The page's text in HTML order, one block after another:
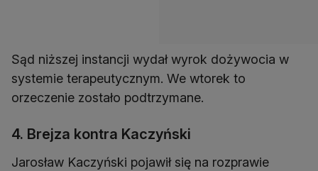
Sąd niższej instancji wydał wyrok dożywocia w
systemie terapeutycznym. We wtorek to
orzeczenie zostało podtrzymane.
4. Brejza kontra Kaczyński
Jarosław Kaczyński pojawił się na rozprawie